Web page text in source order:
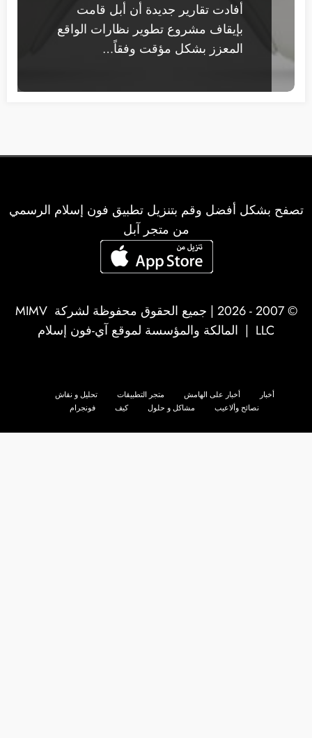
أفادت تقارير جديدة أن أبل قامت
بإيقاف مشروع تطوير نظارات الواقع
المعزز بشكل مؤقت وفقاً…
تصفح بشكل أفضل وقم بتنزيل تطبيق فون إسلام الرسمي
من متجر آبل
© 2007 - 2026 | جميع الحقوق محفوظة لشركة
MIMV
LLC | المالكة والمؤسسة لموقع آي-فون إسلام
أخبار أخبار على الهامش متجر التطبيقات
تحليل و نقاش
نصائح وألاعيب
مشاكل و حلول كيف فونجرام